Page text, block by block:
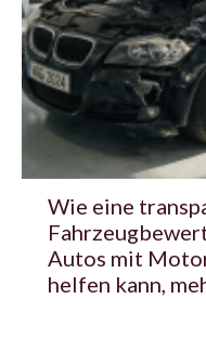
Wie eine
Autos mit
helfen kann,